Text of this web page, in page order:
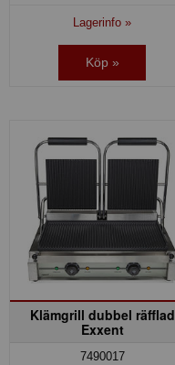
Lagerinfo »
Köp »
Klämgrill dubbel räfflad
Exxent
7490017